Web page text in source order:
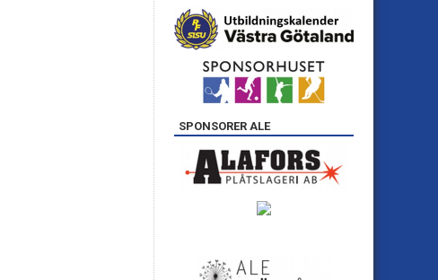
SPONSORER ALE